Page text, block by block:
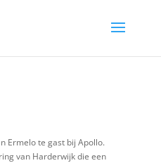
Ermelo te gast bij Apollo.
van Harderwijk die een